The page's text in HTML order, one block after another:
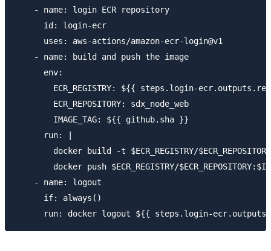
    - name: login ECR repository
      id: login-ecr
      uses: aws-actions/amazon-ecr-login@v1
    - name: build and push the image
      env:
ECR_REGISTRY: ${{ steps.login-
        ECR_REPOSITORY: sdx_node_web
        IMAGE_TAG: ${{ github.sha }}
      run: |
docker build -t $ECR_REGISTRY/
docker push $ECR_REGISTRY/
    - name: logout
      if: always()